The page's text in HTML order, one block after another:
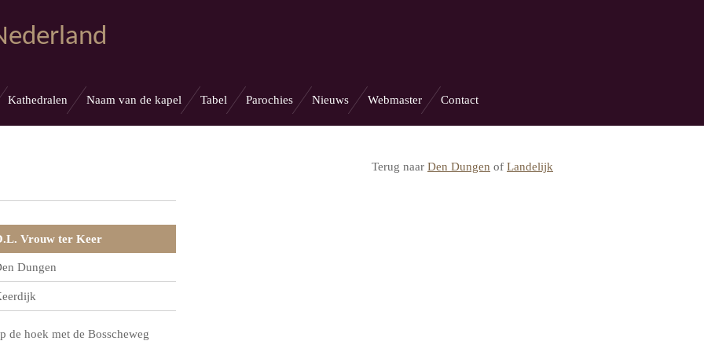
Kathedralen Naam van de kapel Tabel Parochies Nieuws Webmaster Contact
Terug naar Den Dungen of Landelijk
Vrouw ter Keer
Dungen
de hoek met de Bosscheweg